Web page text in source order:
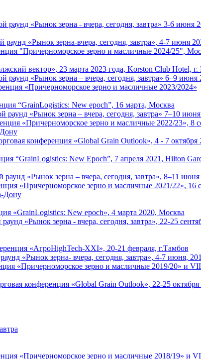
«Рынок зерна - вчера, сегодня, завтра» 3-6 июня
«Рынок зерна-вчера, сегодня, завтра», 4-7 июня
"Причерноморское зерно и масличные 2024/25",
вектор», 23 марта 2023 года, Korston Club Hotel, г.
«Рынок зерна – вчера, сегодня, завтра» 6–9 июня
«Причерноморское зерно и масличные 2023/2024»
“GrainLogistics: New epoch”, 16 марта, Москва
«Рынок зерна – вчера, сегодня, завтра» 7–10
«Причерноморское зерно и масличные 2022/23», 8
конференция «Global Grain Outlook», 4 - 7 октября
“GrainLogistics: New Epoch”, 7 апреля 2021, Hilton
«Рынок зерна – вчера, сегодня, завтра», 8–11 июня
«Причерноморское зерно и масличные 2021/22», 16
Дону
«GrainLogistics: New epoch», 4 марта 2020, Москва
«Рынок зерна - вчера, сегодня, завтра», 22-25
«АгроHighTech-XXI», 20-21 февраля, г.Тамбов
«Рынок зерна- вчера, сегодня, завтра», 4-7 июня,
«Причерноморское зерно и масличные 2019/20» и VII
конференция «Global Grain Outlook», 22-25
«Причерноморское зерно и масличные 2018/19» и VI